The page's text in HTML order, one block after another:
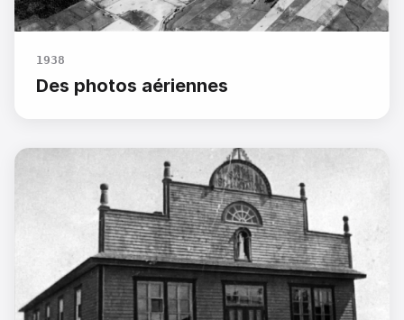
1938
Des photos aériennes